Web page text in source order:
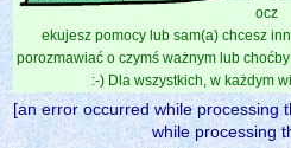
ocz
ekujesz pomocy lub sam(a) chcesz
porozmawiać o czymś ważnym lub
:-) Dla wszystkich, w każdym
[an error occurred while processing
while processing